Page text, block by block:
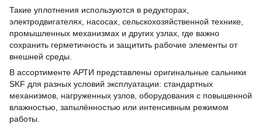
Такие уплотнения используются в редукторах,
электродвигателях, насосах, сельскохозяйственной технике,
промышленных механизмах и других узлах, где важно
сохранить герметичность и защитить рабочие элементы от
внешней среды.
В ассортименте АРТИ представлены оригинальные сальники
SKF для разных условий эксплуатации: стандартных
механизмов, нагруженных узлов, оборудования с повышенной
влажностью, запылённостью или интенсивным режимом
работы.